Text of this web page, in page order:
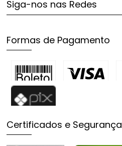
Siga-nos nas Redes
Formas de Pagamento
Certificados e Segurança